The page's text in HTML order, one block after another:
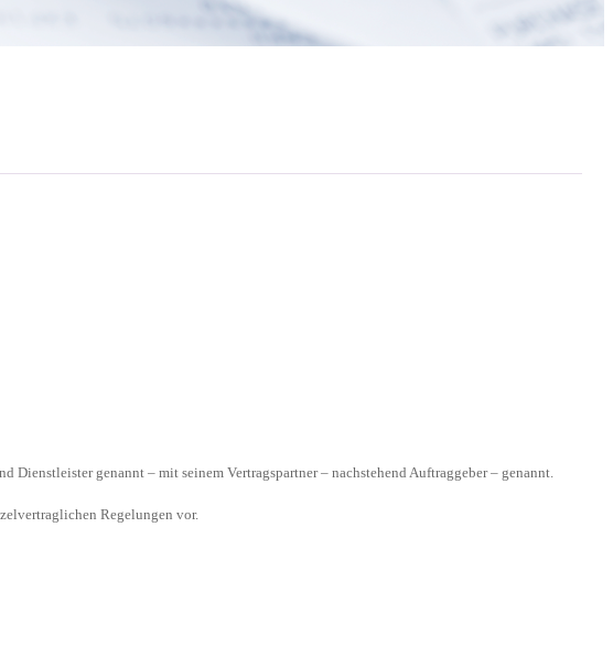
genannt – mit seinem Vertragspartner – nachstehend Auftraggeber – genannt.
Regelungen vor.